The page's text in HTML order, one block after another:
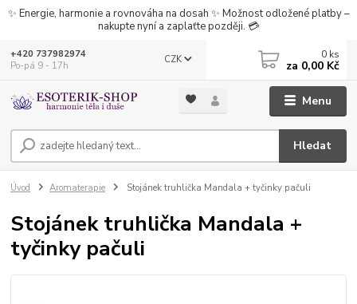
✨ Energie, harmonie a rovnováha na dosah ✨ Možnost odložené platby –
nakupte nyní a zaplaťte později. 💳
Menu
CZK
Hledat
+420 737982974
Po-pá 9 - 17h
0 ks
za 0,00 Kč
Úvod Aromaterapie Stojánek truhlička Mandala + tyčinky pačuli
Stojánek truhlička Mandala +
tyčinky pačuli